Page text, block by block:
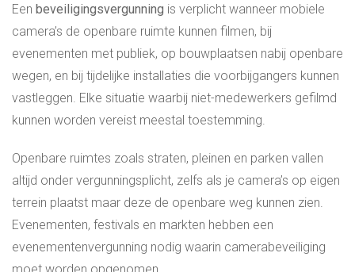
Een beveiligingsvergunning is verplicht wanneer mobiele
camera’s de openbare ruimte kunnen filmen, bij
evenementen met publiek, op bouwplaatsen nabij openbare
wegen, en bij tijdelijke installaties die voorbijgangers kunnen
vastleggen. Elke situatie waarbij niet-medewerkers gefilmd
kunnen worden vereist meestal toestemming.
Openbare ruimtes zoals straten, pleinen en parken vallen
altijd onder vergunningsplicht, zelfs als je camera’s op eigen
terrein plaatst maar deze de openbare weg kunnen zien.
Evenementen, festivals en markten hebben een
evenementenvergunning nodig waarin camerabeveiliging
moet worden opgenomen.